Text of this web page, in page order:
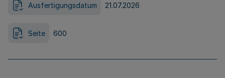
Ausfertigungsdatum 21.07.2026
Seite 600